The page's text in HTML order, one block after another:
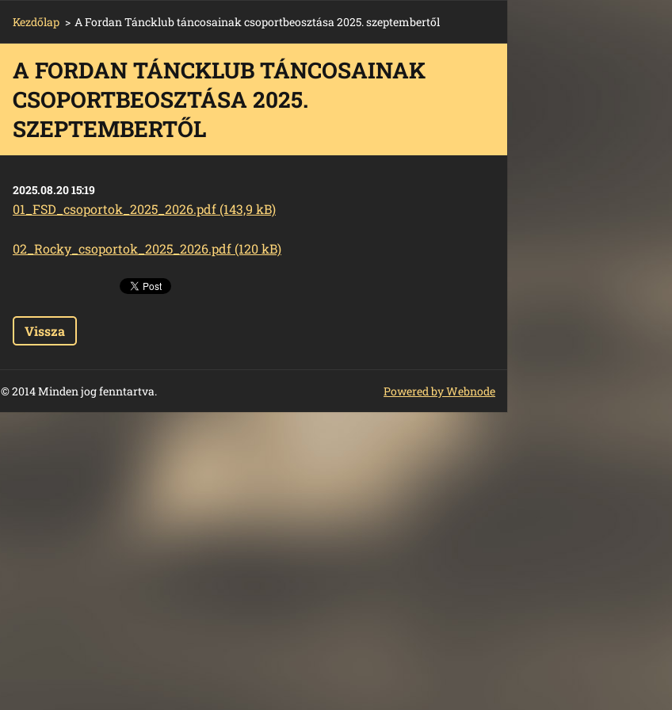
Kezdőlap > A Fordan Táncklub táncosainak csoportbeosztása 2025. szeptembertől
A FORDAN TÁNCKLUB TÁNCOSAINAK
CSOPORTBEOSZTÁSA 2025.
SZEPTEMBERTŐL
2025.08.20 15:19
01_FSD_csoportok_2025_2026.pdf (143,9 kB)
02_Rocky_csoportok_2025_2026.pdf (120 kB)
Vissza
© 2014 Minden jog fenntartva. Powered by Webnode